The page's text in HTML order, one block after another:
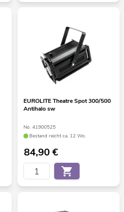
EUROLITE Theatre Spot 300/500
Antihalo sw
No. 41900525
Bestand reicht ca. 12 Wo.
84,90€